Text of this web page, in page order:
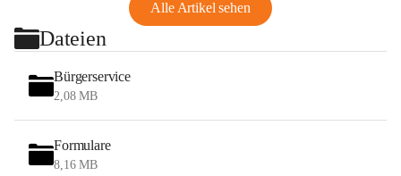
Alle Artikel sehen
Dateien
Bürgerservice
2,08 MB
Formulare
8,16 MB